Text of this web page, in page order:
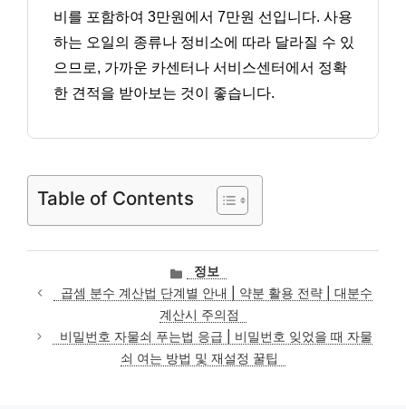
비를 포함하여 3만원에서 7만원 선입니다. 사용
하는 오일의 종류나 정비소에 따라 달라질 수 있
으므로, 가까운 카센터나 서비스센터에서 정확
한 견적을 받아보는 것이 좋습니다.
Table of Contents
카
테
고
리
정보
곱셈 분수 계산법 단계별 안내 | 약분 활용 전략 | 대분수
계산시 주의점
비밀번호 자물쇠 푸는법 응급 | 비밀번호 잊었을 때 자물
쇠 여는 방법 및 재설정 꿀팁